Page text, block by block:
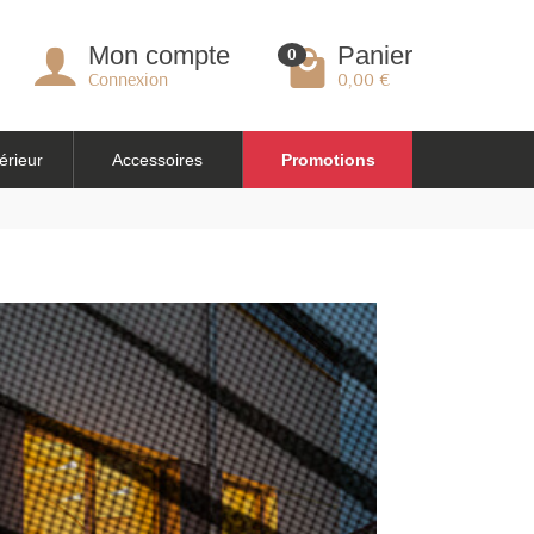
Mon compte
Connexion
0 Panier
0,00 €
Accessoires Promotions